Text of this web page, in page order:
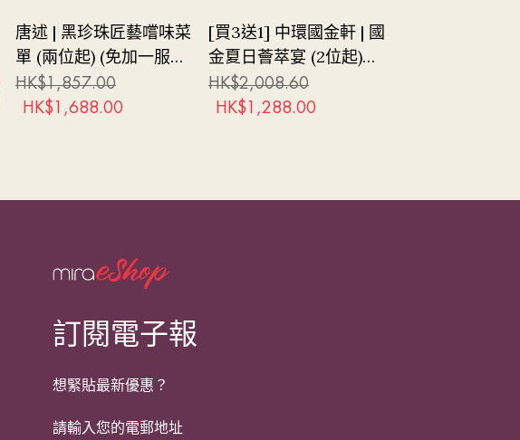
唐述 | 黑珍珠匠藝嚐味菜
單 (兩位起) (免加一服務
費及茶茗)
HK$1,857.00
HK$ 1,688.00
[買3送1] 中環國金軒 | 國
金夏日薈萃宴 (2位起)
(免加一服務費及茶茗)
(星期一至日)
HK$2,008.60
HK$ 1,288.00
訂閱電子報
想緊貼最新優惠？